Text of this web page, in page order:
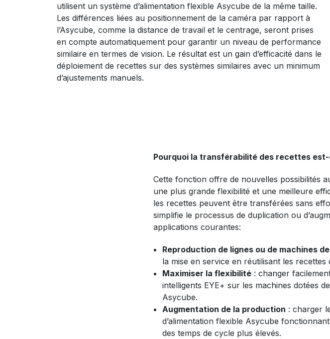
utilisent un système d’alimentation flexible Asycube de la même taille.
Les différences liées au positionnement de la caméra par rapport à
l’Asycube, comme la distance de travail et le centrage, seront prises
en compte automatiquement pour garantir un niveau de performance
similaire en termes de vision. Le résultat est un gain d’efficacité dans le
déploiement de recettes sur des systèmes similaires avec un minimum
d’ajustements manuels.
Pourquoi la transférabilité des recettes
Cette fonction offre de nouvelles possibilités
une plus grande flexibilité et une meilleure
les recettes peuvent être transférées sans
simplifie le processus de duplication ou
applications courantes:
Reproduction de lignes ou de machines
la mise en service en réutilisant les
Maximiser la flexibilité: changer
intelligents EYE+ sur les machines dotées
Asycube.
Augmentation de la production : charger
d’alimentation flexible Asycube
des temps de cycle plus élevés.